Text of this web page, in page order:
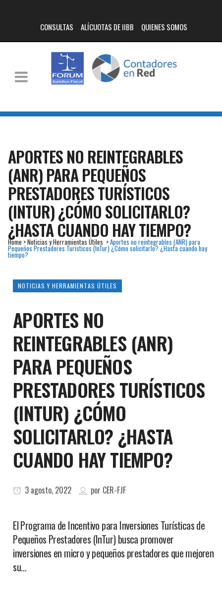
CONSULTAS ALÍCUOTAS DE IIBB QUIENES SOMOS
APORTES NO REINTEGRABLES
(ANR) PARA PEQUEÑOS
PRESTADORES TURÍSTICOS
(INTUR) ¿CÓMO SOLICITARLO?
¿HASTA CUANDO HAY TIEMPO?
Home >Noticias y Herramientas Útiles >Aportes no reintegrables (ANR) para
Pequeños Prestadores Turísticos (InTur) ¿Cómo solicitarlo? ¿Hasta cuando hay
tiempo?
NOTICIAS Y HERRAMIENTAS ÚTILES
APORTES NO
REINTEGRABLES (ANR)
PARA PEQUEÑOS
PRESTADORES TURÍSTICOS
(INTUR) ¿CÓMO
SOLICITARLO? ¿HASTA
CUANDO HAY TIEMPO?
3 agosto, 2022 por CER-FJF
El Programa de Incentivo para Inversiones Turísticas de
Pequeños Prestadores (InTur) busca promover
inversiones en micro y pequeños prestadores que mejoren
su…